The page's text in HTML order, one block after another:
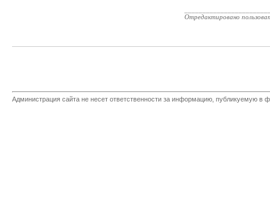
Отредактировано
Администрация сайта не несет ответственности за информацию, публикуемую